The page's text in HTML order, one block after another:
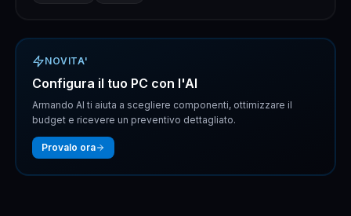
NOVITA'
Configura il tuo PC con l'AI
Armando AI ti aiuta a scegliere componenti, ottimizzare il
budget e ricevere un preventivo dettagliato.
Provalo ora